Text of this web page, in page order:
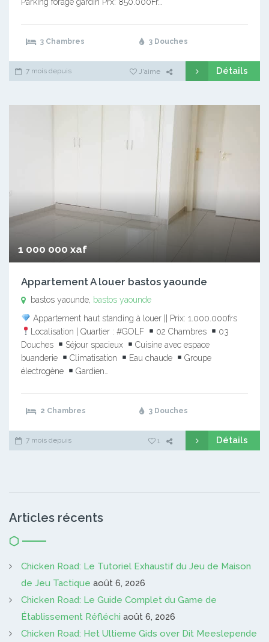
3 Chambres 3 Douches
7 mois depuis J'aime Détails
1 000 000 xaf
Appartement A louer bastos yaounde
bastos yaounde, bastos yaounde
Appartement haut standing à louer || Prix: 1.000.000frs
Localisation | Quartier : #GOLF
02 Chambres
03
Douches
Séjour spacieux
Cuisine avec espace
buanderie
Climatisation Eau chaude
Groupe
électrogène
Gardien…
2 Chambres 3 Douches
7 mois depuis 1 Détails
Articles récents
Chicken Road: Le Tutoriel Exhaustif du Jeu de Maison
de Jeu Tactique août 6, 2026
Chicken Road: Le Guide Complet du Game de
Établissement Réfléchi août 6, 2026
Chicken Road: Het Ultieme Gids over Dit Meeslepende